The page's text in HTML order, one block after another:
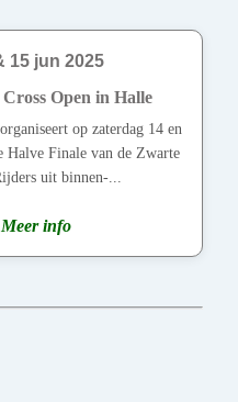
15 jun 2025
Open in Halle
op zaterdag 14 en
Halve Finale van de Zwarte
uit binnen-...
Meer info